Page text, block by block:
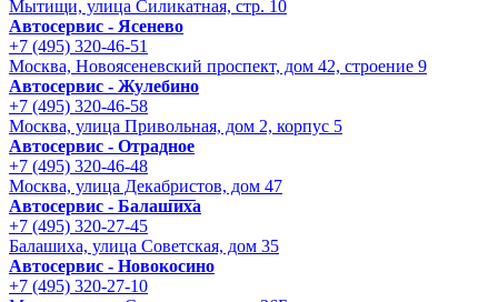
Мытищи, улица Силикатная, стр. 10
Автосервис - Ясенево
+7 (495) 320-46-51
Москва, Новоясеневский проспект, дом 42, строение 9
Автосервис - Жулебино
+7 (495) 320-46-58
Москва, улица Привольная, дом 2, корпус 5
Автосервис - Отрадное
+7 (495) 320-46-48
Москва, улица Декабристов, дом 47
Автосервис - Балашиха
+7 (495) 320-27-45
Балашиха, улица Советская, дом 35
Автосервис - Новокосино
+7 (495) 320-27-10